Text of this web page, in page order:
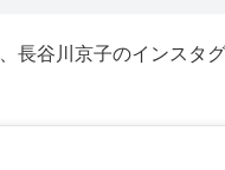
長谷川京子のインスタ